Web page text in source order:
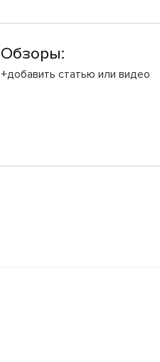
Обзоры:
+добавить статью или видео